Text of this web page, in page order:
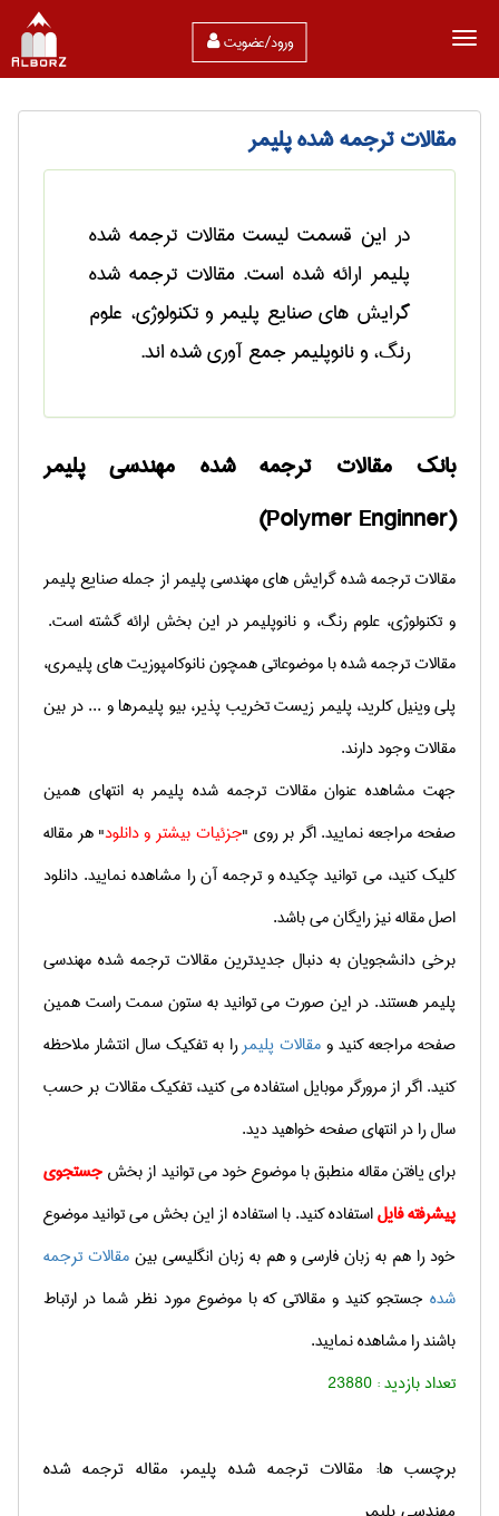
ورود/عضویت
مقالات ترجمه شده پلیمر
در این قسمت لیست مقالات ترجمه شده
پلیمر ارائه شده است. مقالات ترجمه شده
گرایش های صنایع پلیمر و تکنولوژی، علوم
رنگ، و نانوپلیمر جمع آوری شده اند.
بانک مقالات ترجمه شده مهندسی پلیمر
(Polymer Enginner)
مقالات ترجمه شده گرایش های مهندسی پلیمر از جملهصنایع پلیمر
و تکنولوژی، علوم رنگ، و نانوپلیمر در این بخش ارائه گشته است.
مقالات ترجمه شده با موضوعاتی همچون نانوکامپوزیت های پلیمری،
پلی وینیل کلرید، پلیمر زیست تخریب پذیر، بیو پلیمرها و ... در بین
مقالات وجود دارند.
جهت مشاهده عنوانمقالات ترجمه شده پلیمر به انتهای همین
صفحهمراجعه نمایید. اگر بر روی "جزئیات بیشتر و دانلود" هر مقاله
کلیک کنید، می توانید چکیده و ترجمه آن را مشاهده نمایید. دانلود
اصل مقاله نیز رایگان می باشد.
برخی دانشجویان به دنبال جدیدترین مقالات ترجمه شده مهندسی
پلیمر هستند. در این صورت می توانید به ستون سمت راست همین
صفحه مراجعه کنید ومقالات پلیمررا به تفکیک سال انتشار ملاحظه
کنید. اگر از مرورگر موبایل استفاده می کنید، تفکیک مقالات بر حسب
سال را در انتهای صفحه خواهید دید.
برای یافتن مقاله منطبق با موضوع خود می توانید از بخشجستجوی
پیشرفته فایلاستفاده کنید. با استفاده از این بخش می توانید موضوع
خود را هم به زبان فارسی و هم به زبان انگلیسی بینمقالات ترجمه
شده جستجو کنید و مقالاتی که با موضوع مورد نظر شما در ارتباط
باشند را مشاهده نمایید.
تعداد بازدید :23880
برچسب ها: مقالات ترجمه شده پلیمر، مقاله ترجمه شده